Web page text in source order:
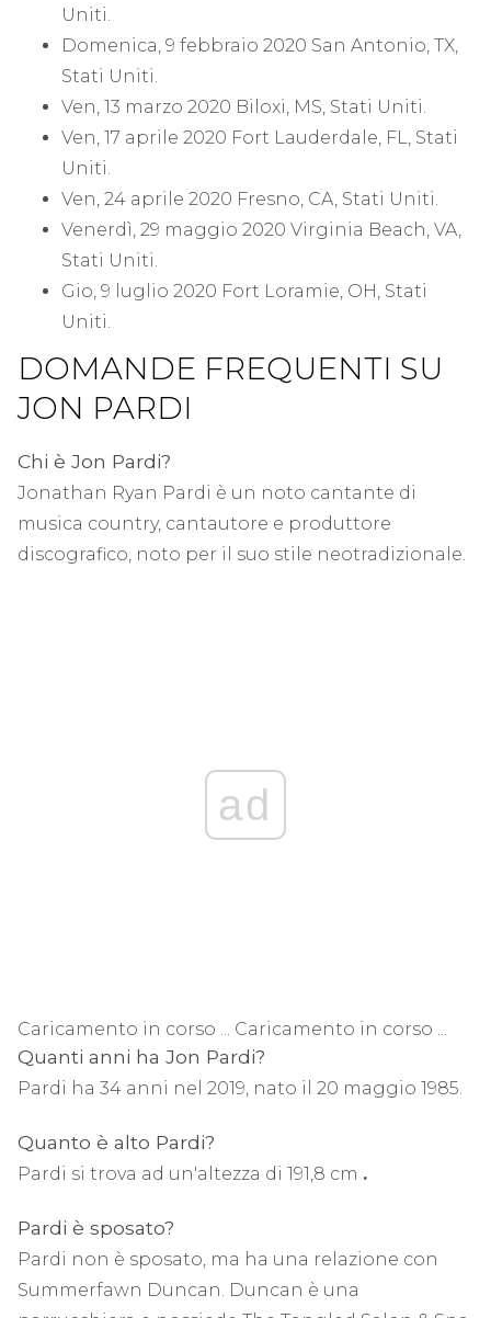
Uniti.
Domenica, 9 febbraio 2020 San Antonio, TX,
Stati Uniti.
Ven, 13 marzo 2020 Biloxi, MS, Stati Uniti.
Ven, 17 aprile 2020 Fort Lauderdale, FL, Stati
Uniti.
Ven, 24 aprile 2020 Fresno, CA, Stati Uniti.
Venerdì, 29 maggio 2020 Virginia Beach, VA,
Stati Uniti.
Gio, 9 luglio 2020 Fort Loramie, OH, Stati
Uniti.
DOMANDE FREQUENTI SU
JON PARDI
Chi è Jon Pardi?
Jonathan Ryan Pardi è un noto cantante di
musica country, cantautore e produttore
discografico, noto per il suo stile neotradizionale.
ad
Caricamento in corso ... Caricamento in corso ...
Quanti anni ha Jon Pardi?
Pardi ha 34 anni nel 2019, nato il 20 maggio 1985.
Quanto è alto Pardi?
Pardi si trova ad un'altezza di 191,8 cm .
Pardi è sposato?
Pardi non è sposato, ma ha una relazione con
Summerfawn Duncan. Duncan è una